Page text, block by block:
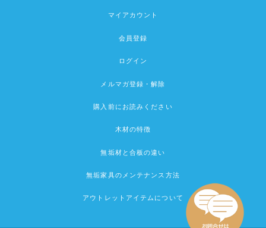
マイアカウント
会員登録
ログイン
メルマガ登録・解除
購入前にお読みください
木材の特徴
無垢材と合板の違い
無垢家具のメンテナンス方法
アウトレットアイテムについて